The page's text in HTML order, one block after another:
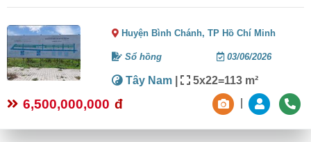
Huyện Bình Chánh,TP Hồ Chí Minh
Sổ hồng 03/06/2026
Tây Nam | 5x22=113 m²
6,500,000,000 đ